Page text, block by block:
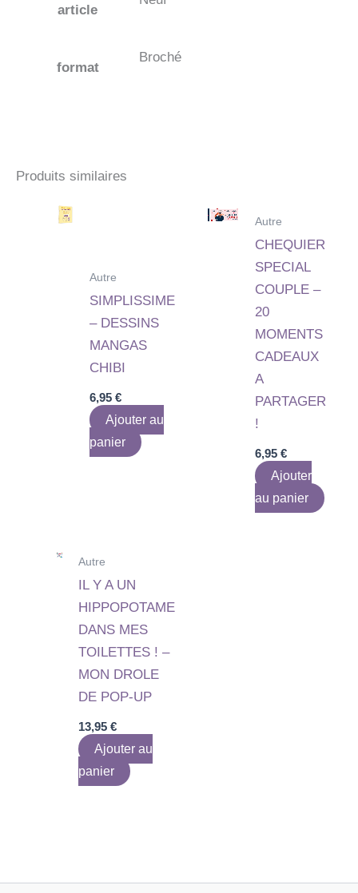
article
format
Broché
Produits similaires
Autre
SIMPLISSIME
– DESSINS
MANGAS
CHIBI
6,95€
Ajouter au
panier
Autre
CHEQUIER
SPECIAL
COUPLE –
20
MOMENTS
CADEAUX
A
PARTAGER
!
6,95 €
Ajouter
au panier
Autre
IL Y A UN
HIPPOPOTAME
DANS MES
TOILETTES ! –
MON DROLE
DE POP-UP
13,95€
Ajouter au
panier